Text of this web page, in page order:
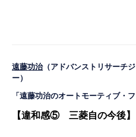
遠藤功治（アドバンストリサーチ
ー）
「遠藤功治のオートモーティブ・フ
【違和感⑤ 三菱自の今後】